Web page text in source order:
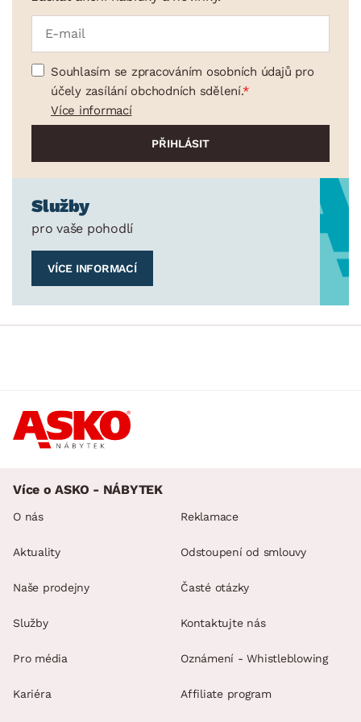
Souhlasím se zpracováním osobních údajů pro
účely zasílání obchodních sdělení.
Více informací
Služby
pro vaše pohodlí
VÍCE INFORMACÍ
Více o ASKO - NÁBYTEK
O nás
Aktuality
Naše prodejny
Služby
Pro média
Kariéra
Reklamace
Odstoupení od smlouvy
Časté otázky
Kontaktujte nás
Oznámení - Whistleblowing
Affiliate program